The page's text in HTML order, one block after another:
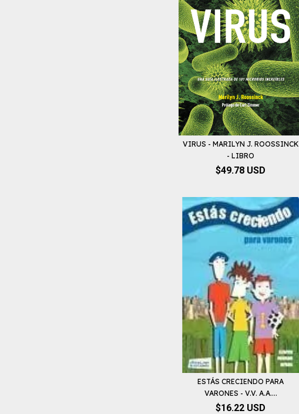
VIRUS - MARILYN J. ROOSSINCK
- LIBRO
$49.78 USD
ESTÁS CRECIENDO PARA
VARONES - V.V. A.A....
$16.22 USD